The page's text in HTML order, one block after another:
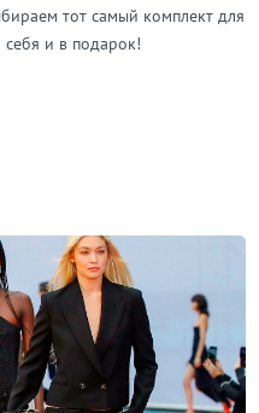
тот самый комплект для
и в подарок!